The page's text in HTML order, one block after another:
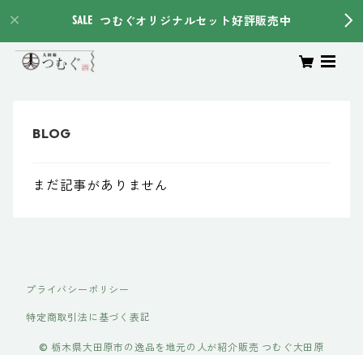
つむぐオリジナルセット好評販売中
まだ記事がありません
プライバシーポリシー
特定商取引法に基づく表記
© 栃木県大田原市の逸品を地元の人が紹介販売 つむぐ大田原